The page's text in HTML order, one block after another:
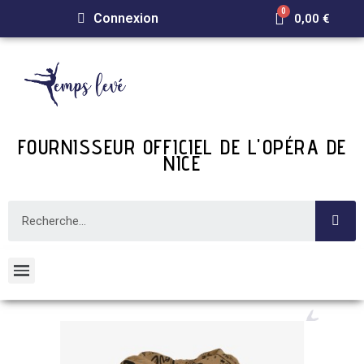
Connexion 0,00 €
FOURNISSEUR OFFICIEL DE L'OPÉRA DE
NICE